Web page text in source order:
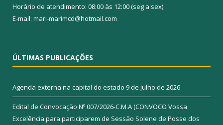
Horário de atendimento: 08:00 às 12:00 (seg a sex)
E-mail: mari-marimcd@hotmail.com
ÚLTIMAS PUBLICAÇÕES
Agenda externa na capital do estado 9 de julho de 2026
Edital de Convocação Nº 007/2026-C.M.A (CONVOCO Vossa
Excelência para participarem de Sessão Solene de Posse dos